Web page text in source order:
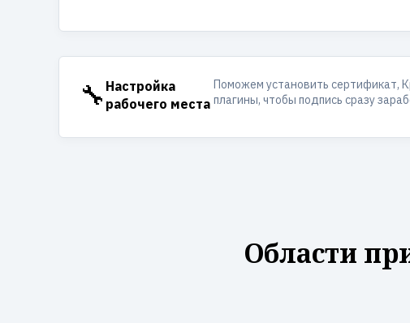
🔧 Настройка
рабочего места
Поможем установить сертификат,
плагины, чтобы подпись сразу
Области